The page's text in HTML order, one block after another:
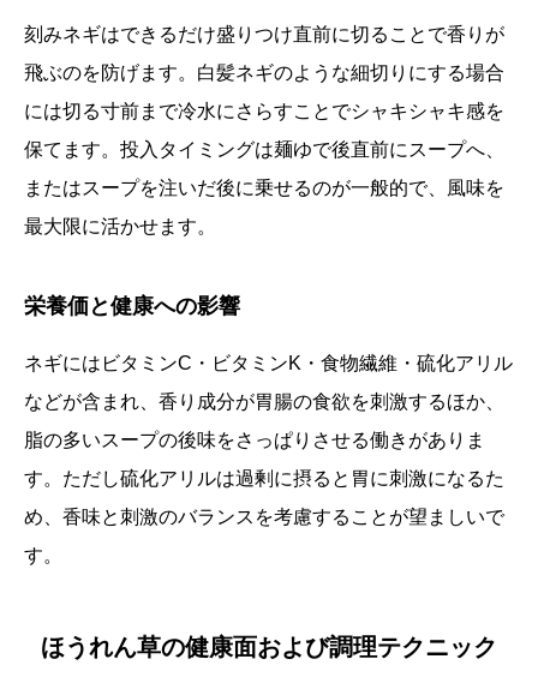
刻みネギはできるだけ盛りつけ直前に切ることで香りが
飛ぶのを防げます。白髪ネギのような細切りにする場合
には切る寸前まで冷水にさらすことでシャキシャキ感を
保てます。投入タイミングは麺ゆで後直前にスープへ、
またはスープを注いだ後に乗せるのが一般的で、風味を
最大限に活かせます。
栄養価と健康への影響
ネギにはビタミンC・ビタミンK・食物繊維・硫化アリル
などが含まれ、香り成分が胃腸の食欲を刺激するほか、
脂の多いスープの後味をさっぱりさせる働きがありま
す。ただし硫化アリルは過剰に摂ると胃に刺激になるた
め、香味と刺激のバランスを考慮することが望ましいで
す。
ほうれん草の健康面および調理テクニック